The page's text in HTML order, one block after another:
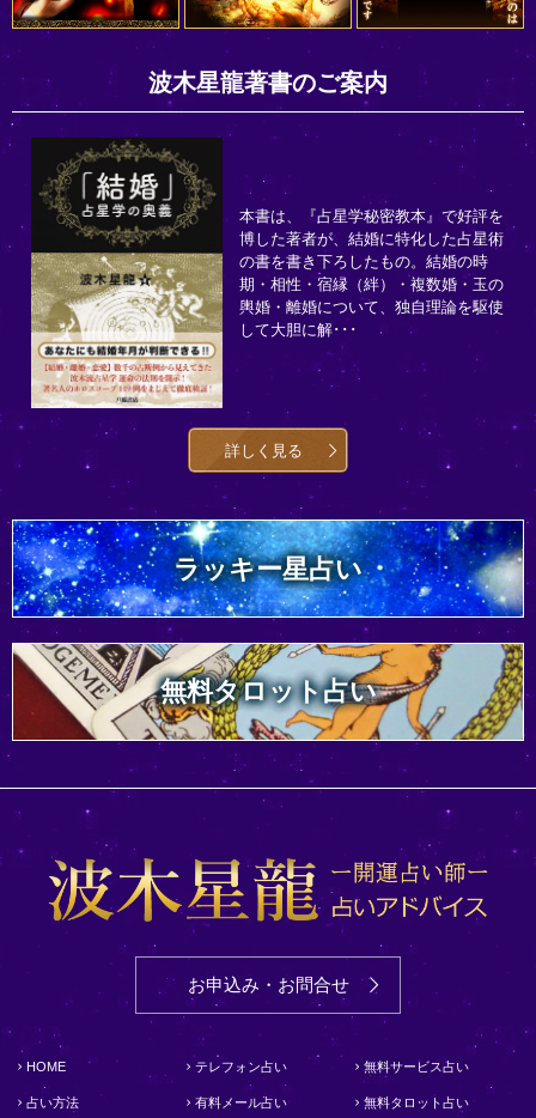
波木星龍著書のご案内
本書は、『占星学秘密教本』で好評を
博した著者が、結婚に特化した占星術
の書を書き下ろしたもの。結婚の時
期・相性・宿縁（絆）・複数婚・玉の
輿婚・離婚について、独自理論を駆使
して大胆に解･･･
詳しく見る
ラッキー星占い
無料タロット占い
お申込み・お問合せ
HOME
占い方法
テレフォン占い
有料メール占い
無料サービス占い
無料タロット占い